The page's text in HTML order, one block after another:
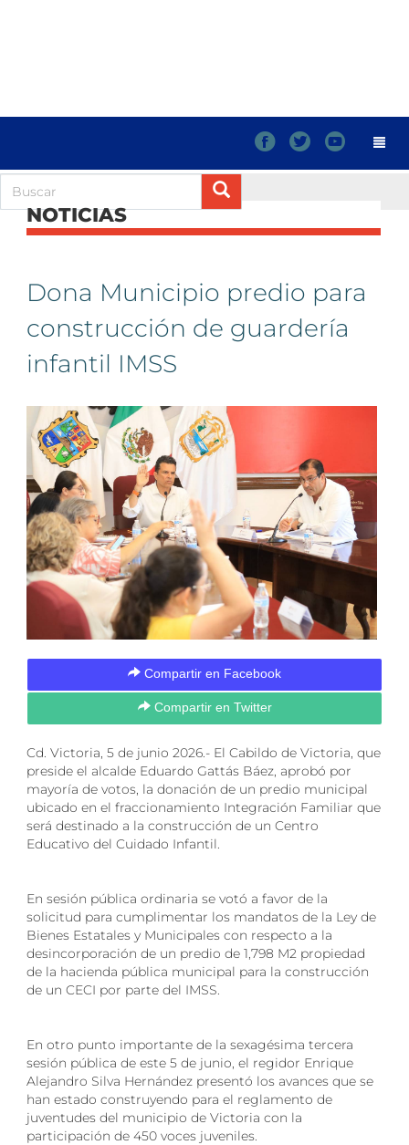
f t y
NOTICIAS
Dona Municipio predio para
construcción de guardería
infantil IMSS
Compartir en Facebook
Compartir en Twitter
Cd. Victoria, 5 de junio 2026.- El Cabildo de Victoria, que
preside el alcalde Eduardo Gattás Báez, aprobó por
mayoría de votos, la donación de un predio municipal
ubicado en el fraccionamiento Integración Familiar que
será destinado a la construcción de un Centro
Educativo del Cuidado Infantil.
En sesión pública ordinaria se votó a favor de la
solicitud para cumplimentar los mandatos de la Ley de
Bienes Estatales y Municipales con respecto a la
desincorporación de un predio de 1,798 M2 propiedad
de la hacienda pública municipal para la construcción
de un CECI por parte del IMSS.
En otro punto importante de la sexagésima tercera
sesión pública de este 5 de junio, el regidor Enrique
Alejandro Silva Hernández presentó los avances que se
han estado construyendo para el reglamento de
juventudes del municipio de Victoria con la
participación de 450 voces juveniles.